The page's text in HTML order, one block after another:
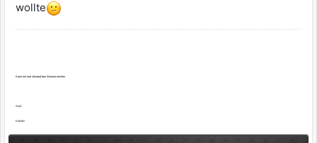
wollte
Kann mir mal Jemand das Wasser reichen
Gruß
Karsten